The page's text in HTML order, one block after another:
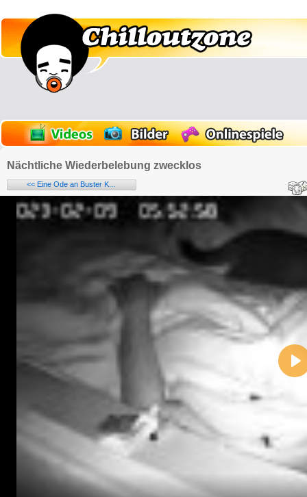
Nächtliche Wiederbelebung zwecklos
<< Eine Ode an Buster K...
Name:
E-Mail-Adresse (optional):
Alle HTML-Tags außer <br>, <strike> und <i> werden aus Deinem Kommentar entfernt.
URLs werden automatisch umgewandelt. Bitte verwende "www." oder "http://" in URLs
Ich möchte eine E-Mail, wenn zu meinem Kommentar Antworten erscheinen.